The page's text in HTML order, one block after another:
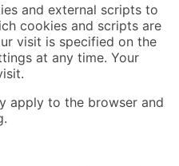
and external scripts to
cookies and scripts are
visit is specified on the
at any time. Your
apply to the browser and